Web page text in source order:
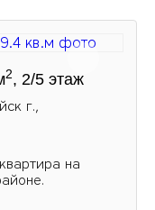
2, 2/5 этаж
г.,
на